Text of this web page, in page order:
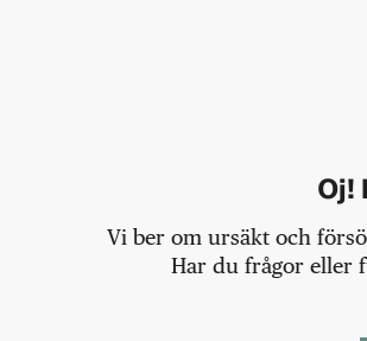
Oj!
Vi ber om ursäkt och
Har du frågor eller